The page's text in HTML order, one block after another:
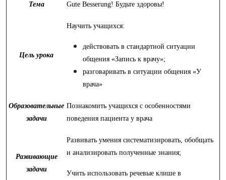
Тема Gute Besserung! Будьте здоровы!
Цель урока
Научить учащихся:
действовать в стандартной ситуации
общения «Запись к врачу»;
разговаривать в ситуации общения «У
врача»
Образовательные
задачи
Познакомить учащихся с особенностями
поведения пациента у врача
Развивающие
задачи
Развивать умения систематизировать, обобщать
и анализировать полученные знания;
Учить использовать речевые клише в